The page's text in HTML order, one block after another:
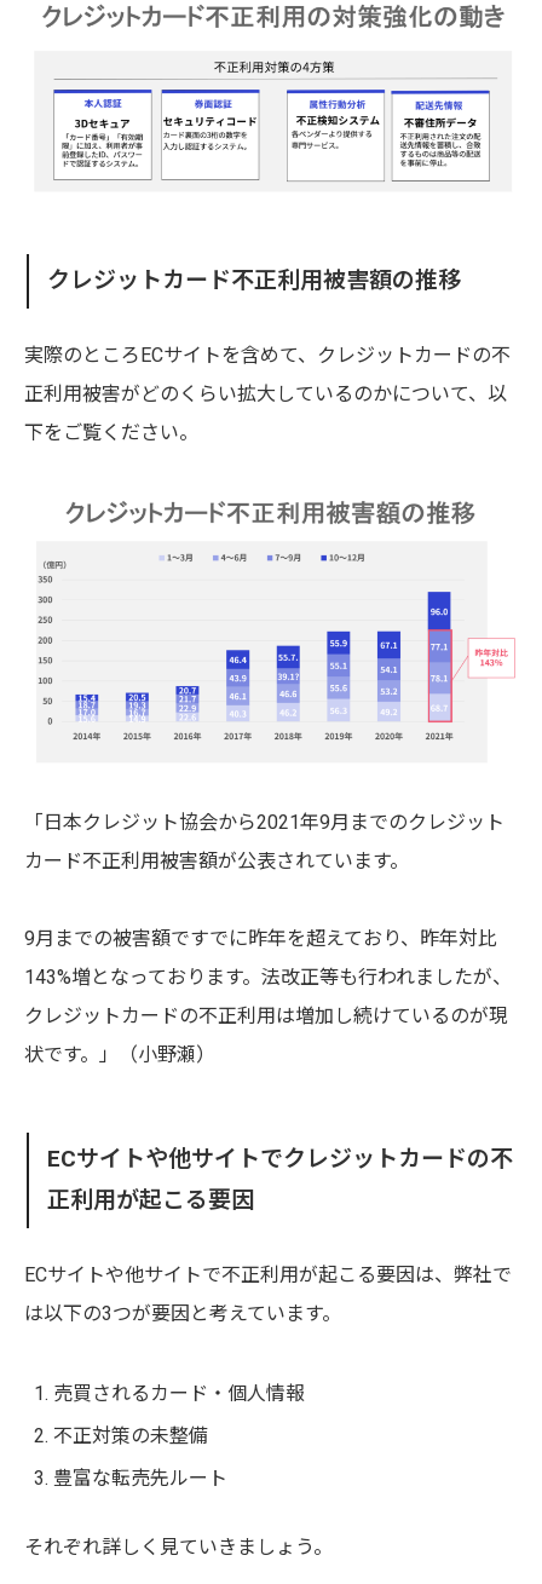
クレジットカード不正利用被害額の推移
実際のところECサイトを含めて、クレジットカードの不
正利用被害がどのくらい拡大しているのかについて、以
下をご覧ください。
「日本クレジット協会から2021年9月までのクレジット
カード不正利用被害額が公表されています。
9月までの被害額ですでに昨年を超えており、昨年対比
143%増となっております。 法改正等も行われましたが、
クレジットカードの不正利用は増加し続けているのが現
状です。」（小野瀬）
ECサイトや他サイトでクレジットカードの不
正利用が起こる要因
ECサイトや他サイトで不正利用が起こる要因は、弊社で
は以下の3つが要因と考えています。
売買されるカード・個人情報
不正対策の未整備
豊富な転売先ルート
それぞれ詳しく見ていきましょう。